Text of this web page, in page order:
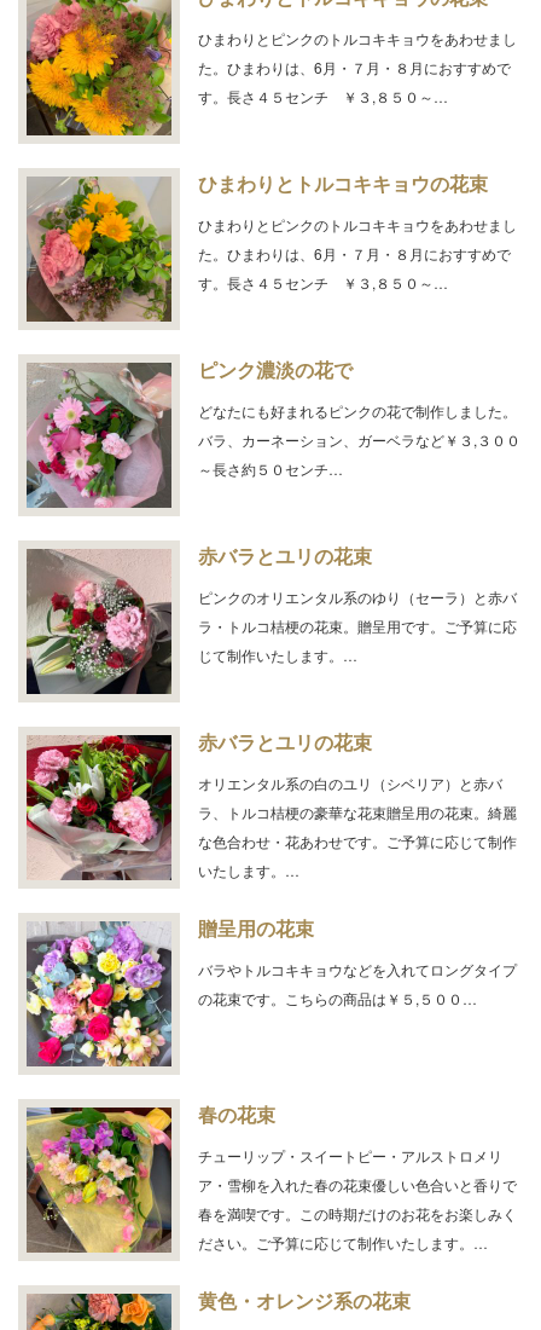
ひまわりとピンクのトルコキキョウをあわせまし
た。ひまわりは、6月・７月・８月におすすめで
す。長さ４５センチ ￥３,８５０～…
ひまわりとトルコキキョウの花束
ひまわりとピンクのトルコキキョウをあわせまし
た。ひまわりは、6月・７月・８月におすすめで
す。長さ４５センチ ￥３,８５０～…
ピンク濃淡の花で
どなたにも好まれるピンクの花で制作しました。
バラ、カーネーション、ガーベラなど￥３,３００
～長さ約５０センチ…
赤バラとユリの花束
ピンクのオリエンタル系のゆり（セーラ）と赤バ
ラ・トルコ桔梗の花束。贈呈用です。ご予算に応
じて制作いたします。…
赤バラとユリの花束
オリエンタル系の白のユリ（シベリア）と赤バ
ラ、トルコ桔梗の豪華な花束贈呈用の花束。綺麗
な色合わせ・花あわせです。ご予算に応じて制作
いたします。…
贈呈用の花束
バラやトルコキキョウなどを入れてロングタイプ
の花束です。こちらの商品は￥５,５００…
春の花束
チューリップ・スイートピー・アルストロメリ
ア・雪柳を入れた春の花束優しい色合いと香りで
春を満喫です。この時期だけのお花をお楽しみく
ださい。ご予算に応じて制作いたします。…
黄色・オレンジ系の花束